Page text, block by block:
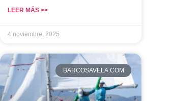
LEER MÁS >>
4 noviembre, 2025
BARCOSAVELA.COM